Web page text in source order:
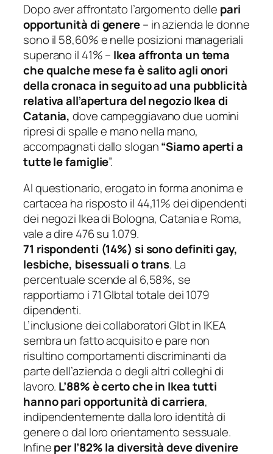
Dopo aver affrontato l’argomento delle pari
opportunità di genere– in azienda le donne
sono il 58,60% e nelle posizioni manageriali
superano il 41% – Ikea affronta un tema
che qualche mese fa è salito agli onori
della cronaca in seguito ad una pubblicità
relativa all’apertura del negozio Ikea di
Catania, dove campeggiavano due uomini
ripresi di spalle e mano nella mano,
accompagnati dallo slogan“Siamo aperti a
tutte le famiglie”.
Al questionario, erogato in forma anonima e
cartacea ha risposto il 44,11% dei dipendenti
dei negozi Ikea di Bologna, Catania e Roma,
vale a dire 476 su 1.079.
71 rispondenti (14%) si sono definiti gay,
lesbiche, bisessuali o trans. La
percentuale scende al 6,58%, se
rapportiamo i 71 Glbtal totale dei 1079
dipendenti.
L’inclusione dei collaboratori Glbt in IKEA
sembra un fatto acquisito e pare non
risultino comportamenti discriminanti da
parte dell’azienda o degli altri colleghi di
lavoro. L’88% è certo che in Ikea tutti
hanno pari opportunità di carriera,
indipendentemente dalla loro identità di
genere o dal loro orientamento sessuale.
Infineper l’82% la diversità deve divenire